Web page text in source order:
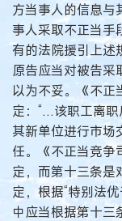
方当事人的信息与
事人采取不正当手
有的法院援引上述
原告应当对被告采
以为不妥。《不正
定：“…该职工离
其新单位进行市场
任。《不正当竞争
定，而第十三条是
定，根据“特别法
中应当根据第十三